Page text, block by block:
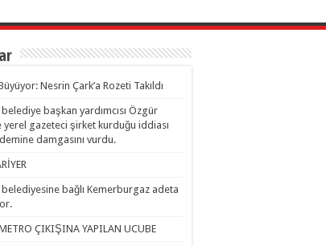
Nesrin Çark’a Rozeti Takıldı
başkan yardımcısı Özgür
yerel gazeteci şirket kurduğu iddiası
damgasını vurdu.
bağlı Kemerburgaz adeta
ÇIKIŞINA YAPILAN UCUBE